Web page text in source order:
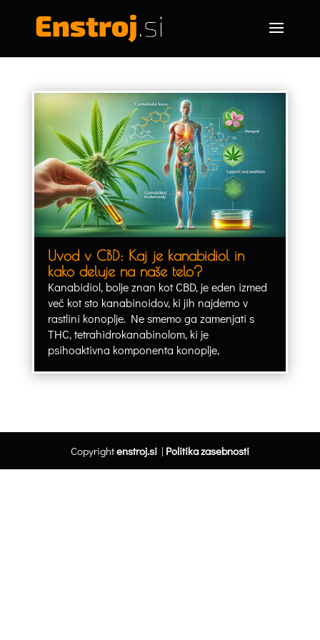
Uvod v CBD: Kaj je kanabidiol in
kako deluje na naše telo?
Kanabidiol, bolje znan kot CBD, je eden izmed
več kot sto kanabinoidov, ki jih najdemo v
rastlini konoplje. Ne smemo ga zamenjati s
THC, tetrahidrokanabinolom, ki je
psihoaktivna komponenta konoplje,
Copyrightenstroj.si| Politika zasebnosti